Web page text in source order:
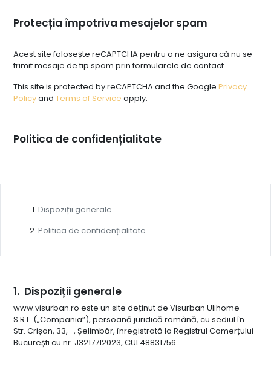
Protecția împotriva mesajelor spam
Acest site folosește reCAPTCHA pentru a ne asigura că nu se
trimit mesaje de tip spam prin formularele de contact.
This site is protected by reCAPTCHA and the Google Privacy
Policyand Terms of Service apply.
Politica de confidențialitate
Dispoziții generale
Politica de confidențialitate
Dispoziții generale
www.visurban.ro este un site deținut de Visurban Ulihome
S.R.L. („Compania”), persoană juridică română, cu sediul în
Str. Crișan, 33, -, Șelimbăr, înregistrată la Registrul Comerțului
București cu nr. J3217712023, CUI 48831756.